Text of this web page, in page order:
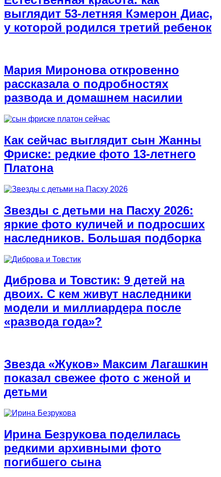
выглядит 53-летняя Кэмерон Диас,
у которой родился третий ребенок
Мария Миронова откровенно
рассказала о подробностях
развода и домашнем насилии
Как сейчас выглядит сын Жанны
Фриске: редкие фото 13-летнего
Платона
Звезды с детьми на Пасху 2026:
яркие фото куличей и подросших
наследников. Большая подборка
Диброва и Товстик: 9 детей на
двоих. С кем живут наследники
модели и миллиардера после
«развода года»?
Звезда «Жуков» Максим Лагашкин
показал свежее фото с женой и
детьми
Ирина Безрукова поделилась
редкими архивными фото
погибшего сына